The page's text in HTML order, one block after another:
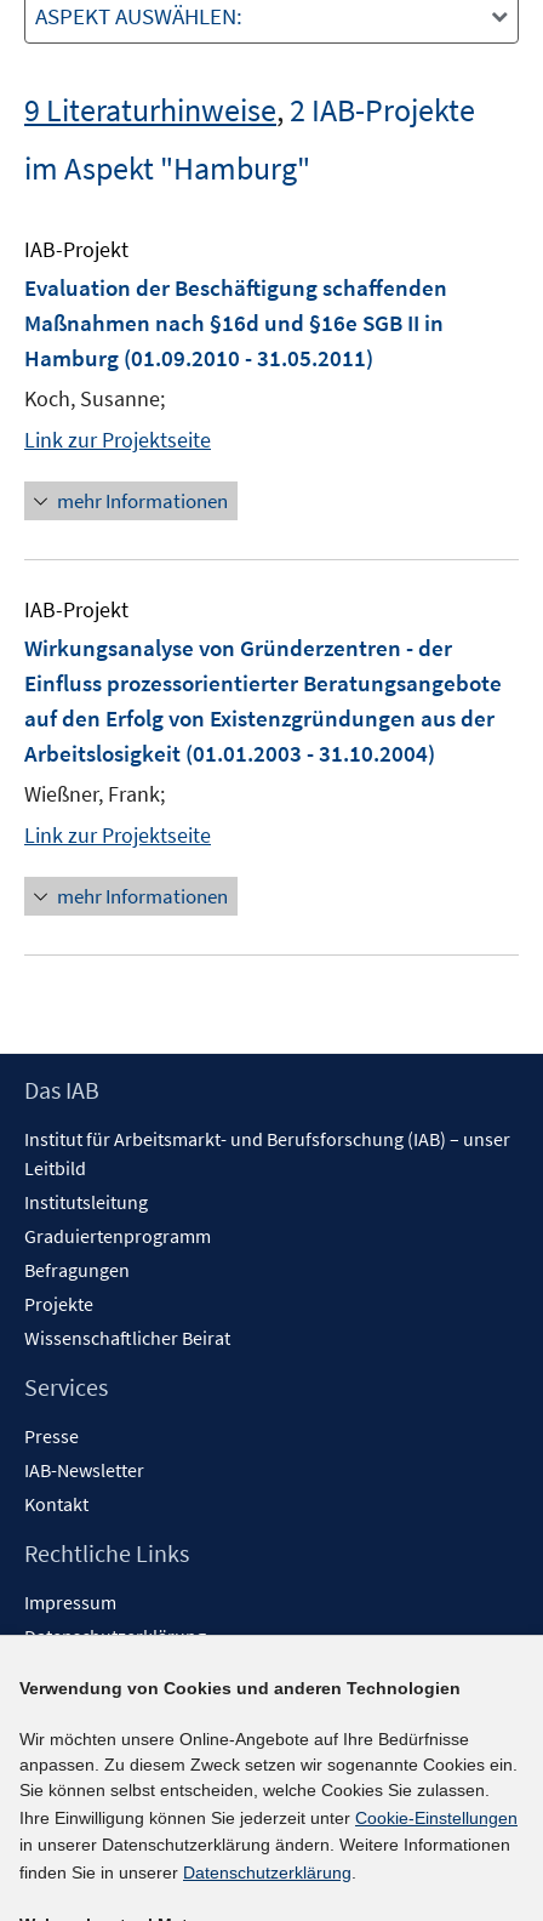
ASPEKT AUSWÄHLEN:
9 Literaturhinweise,2 IAB-Projekte
im Aspekt "Hamburg"
IAB-Projekt
Evaluation der Beschäftigung schaffenden
Maßnahmen nach §16d und §16e SGB II in
Hamburg (01.09.2010 - 31.05.2011)
Koch, Susanne;
Link zur Projektseite
mehr Informationen
IAB-Projekt
Wirkungsanalyse von Gründerzentren - der
Einfluss prozessorientierter Beratungsangebote
auf den Erfolg von Existenzgründungen aus der
Arbeitslosigkeit (01.01.2003 - 31.10.2004)
Wießner, Frank;
Link zur Projektseite
mehr Informationen
Footer
Das IAB
Institut für Arbeitsmarkt- und Berufsforschung (IAB) – unser
Leitbild
Institutsleitung
Graduiertenprogramm
Befragungen
Projekte
Wissenschaftlicher Beirat
Services
Presse
IAB-Newsletter
Kontakt
Rechtliche Links
Impressum
Datenschutzerklärung
Barrieren melden
Social-Media-Kanäle
BlueSky
YouTube
LinkedIn
Verwendung von Cookies und anderen Technologien
Wir möchten unsere Online-Angebote auf Ihre Bedürfnisse
anpassen. Zu diesem Zweck setzen wir sogenannte Cookies ein.
Sie können selbst entscheiden, welche Cookies Sie zulassen.
Ihre Einwilligung können Sie jederzeit unter Cookie-Einstellungen
in unserer Datenschutzerklärung ändern. Weitere Informationen
finden Sie in unserer Datenschutzerklärung.